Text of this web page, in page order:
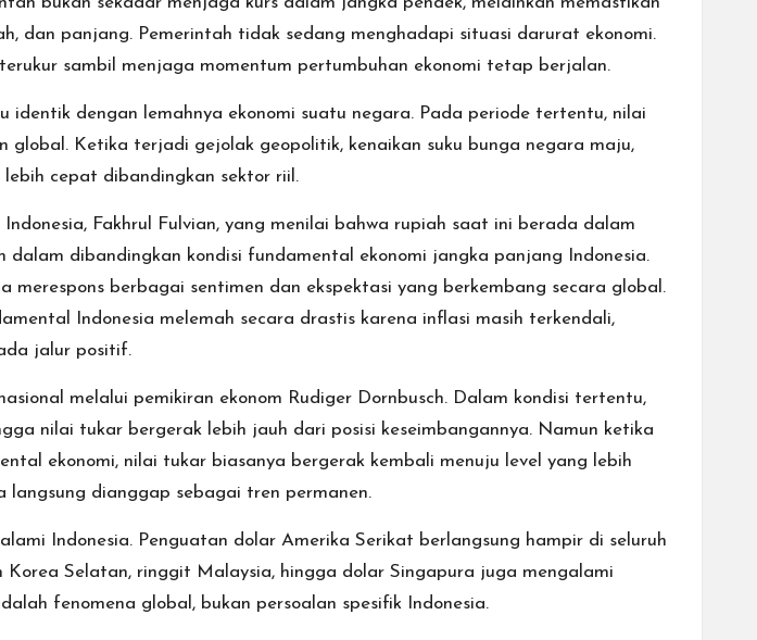
dan panjang. Pemerintah tidak sedang menghadapi situasi darurat ekonomi.
sambil menjaga momentum pertumbuhan ekonomi tetap berjalan.
dengan lemahnya ekonomi suatu negara. Pada periode tertentu, nilai
global. Ketika terjadi gejolak geopolitik, kenaikan suku bunga negara maju,
cepat dibandingkan sektor riil.
Fakhrul Fulvian, yang menilai bahwa rupiah saat ini berada dalam
dibandingkan kondisi fundamental ekonomi jangka panjang Indonesia.
berbagai sentimen dan ekspektasi yang berkembang secara global.
Indonesia melemah secara drastis karena inflasi masih terkendali,
jalur positif.
melalui pemikiran ekonom Rudiger Dornbusch. Dalam kondisi tertentu,
nilai tukar bergerak lebih jauh dari posisi keseimbangannya. Namun ketika
ekonomi, nilai tukar biasanya bergerak kembali menuju level yang lebih
dianggap sebagai tren permanen.
Indonesia. Penguatan dolar Amerika Serikat berlangsung hampir di seluruh
Selatan, ringgit Malaysia, hingga dolar Singapura juga mengalami
fenomena global, bukan persoalan spesifik Indonesia.